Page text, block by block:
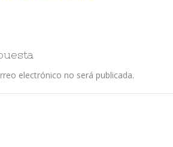
electrónico no será publicada.